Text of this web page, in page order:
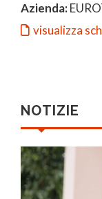
Azienda:
visualizza
NOTIZIE